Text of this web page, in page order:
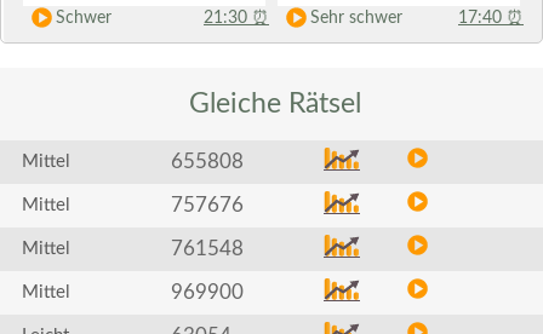
Schwer 21:30 ⏰ Sehr schwer 17:40 ⏰
Gleiche Rätsel
Mittel 655808
Mittel 757676
Mittel 761548
Mittel 969900